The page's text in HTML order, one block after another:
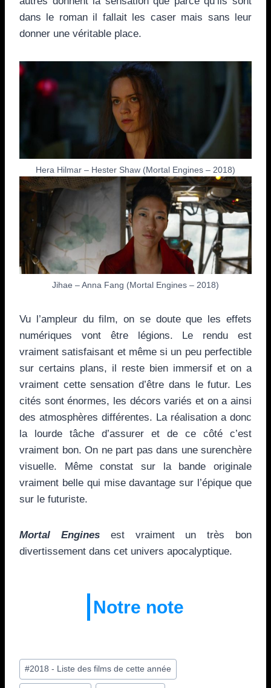
dans le roman il fallait les caser mais sans leur
donner une véritable place.
Hera Hilmar – Hester Shaw (Mortal Engines – 2018)
Jihae – Anna Fang (Mortal Engines – 2018)
Vu l’ampleur du film, on se doute que les effets
numériques vont être légions. Le rendu est
vraiment satisfaisant et même si un peu perfectible
sur certains plans, il reste bien immersif et on a
vraiment cette sensation d’être dans le futur. Les
cités sont énormes, les décors variés et on a ainsi
des atmosphères différentes. La réalisation a donc
la lourde tâche d’assurer et de ce côté c’est
vraiment bon. On ne part pas dans une surenchère
visuelle. Même constat sur la bande originale
vraiment belle qui mise davantage sur l’épique que
sur le futuriste.
Mortal Enginesest vraiment un très bon
divertissement dans cet univers apocalyptique.
Notre note
Étiquettes
de
#2018 - Liste des films de cette année